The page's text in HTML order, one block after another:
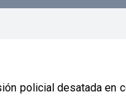
policial desatada en